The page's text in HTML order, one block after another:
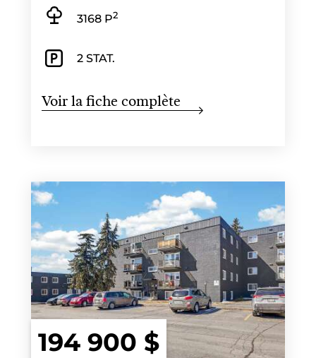
3168 P2
2 STAT.
Voir la fiche complète
194 900 $